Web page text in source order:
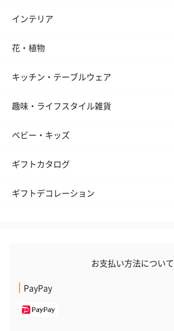
お酒を同梱してお届けいたします。
おつまみ・その他
す。
インテリア
花・植物
キッチン・テーブルウェア
趣味・ライフスタイル雑貨
ベビー・キッズ
ギフトカタログ
ギフトデコレーション
お支払い方法について
PayPay